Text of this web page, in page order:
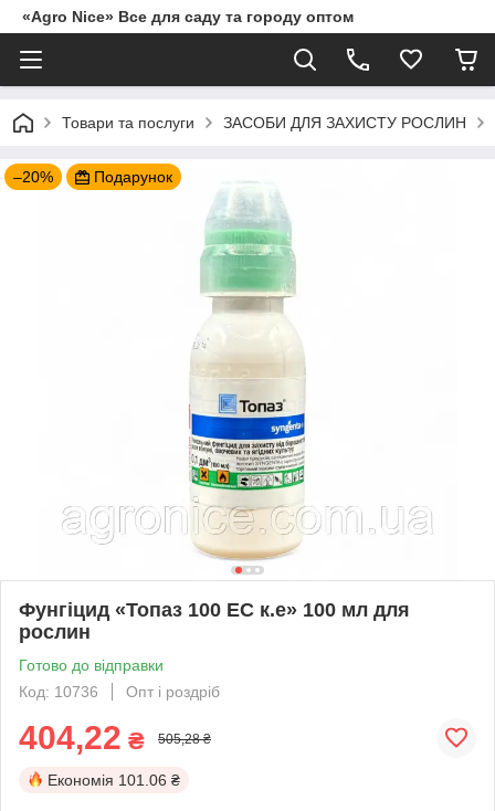
«Agro Nice» Все для саду та городу оптом
Товари та послуги ЗАСОБИ ДЛЯ ЗАХИСТУ РОСЛИН
–20% Подарунок
Фунгіцид «Топаз 100 EC к.е» 100 мл для
рослин
Готово до відправки
Код: 10736
Опт і роздріб
404,22 ₴ 505,28 ₴
Економія 101.06 ₴